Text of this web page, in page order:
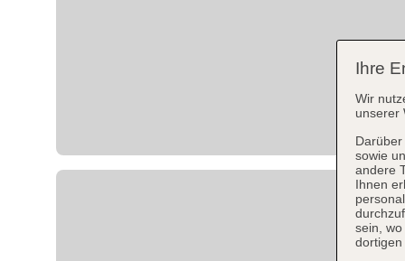
Ihre
Wir
unserer
sowie
andere
Ihnen
sein,
dortigen